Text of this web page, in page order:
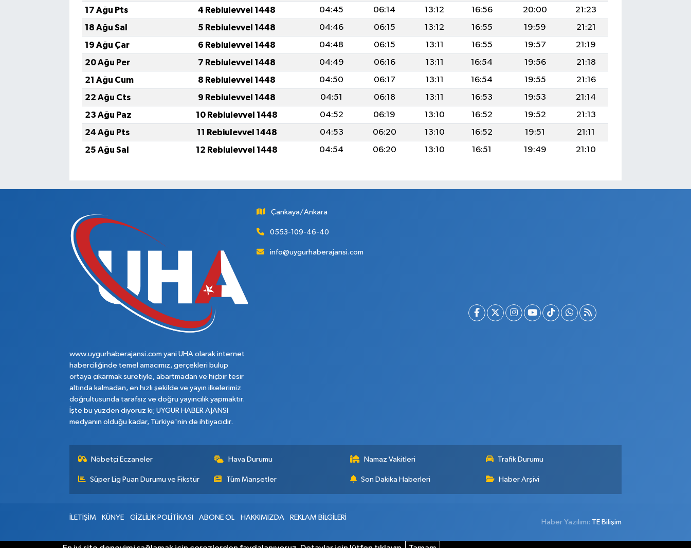
17 Ağu Pts
4 Rebiulevvel 1448 04:45 06:14 13:12 16:56 20:00
21:23
18 Ağu Sal
5 Rebiulevvel 1448 04:46 06:15 13:12 16:55 19:59
21:21
19 Ağu Çar
6 Rebiulevvel 1448 04:48 06:15 13:11 16:55 19:57
21:19
20 Ağu Per
7 Rebiulevvel 1448 04:49 06:16 13:11 16:54 19:56
21:18
21 Ağu Cum
8 Rebiulevvel 1448 04:50 06:17 13:11 16:54 19:55
21:16
22 Ağu Cts
9 Rebiulevvel 1448 04:51 06:18 13:11 16:53 19:53
21:14
23 Ağu Paz
10 Rebiulevvel 1448 04:52 06:19 13:10 16:52 19:52
21:13
24 Ağu Pts
11 Rebiulevvel 1448 04:53 06:20 13:10 16:52 19:51
21:11
25 Ağu Sal
12 Rebiulevvel 1448 04:54 06:20 13:10 16:51 19:49 21:10
www.uygurhaberajansi.com yani UHA olarak internet
haberciliğinde temel amacımız, gerçekleri bulup
ortaya çıkarmak suretiyle, abartmadan ve hiçbir tesir
altında kalmadan, en hızlı şekilde ve yayın ilkelerimiz
doğrultusunda tarafsız ve doğru yayıncılık yapmaktır.
İşte bu yüzden diyoruz ki; UYGUR HABER AJANSI
medyanın olduğu kadar, Türkiye'nin de ihtiyacıdır.
Çankaya/Ankara
0553-109-46-40
info@uygurhaberajansi.com
Nöbetçi Eczaneler Hava Durumu Namaz Vakitleri Trafik Durumu
Süper Lig Puan Durumu ve Fikstür Tüm Manşetler Son Dakika Haberleri Haber Arşivi
İLETİŞİM KÜNYE GİZLİLİK POLİTİKASI ABONE OL HAKKIMIZDA REKLAM BİLGİLERİ
Haber Yazılımı: TE Bilişim